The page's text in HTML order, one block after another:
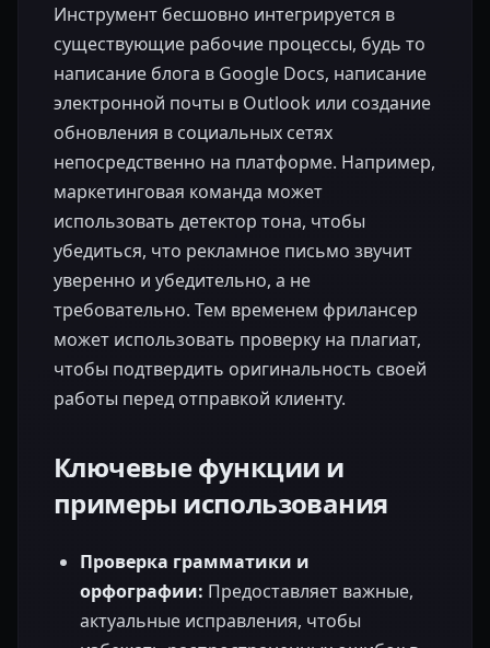
Инструмент бесшовно интегрируется в
существующие рабочие процессы, будь то
написание блога в Google Docs, написание
электронной почты в Outlook или создание
обновления в социальных сетях
непосредственно на платформе. Например,
маркетинговая команда может
использовать детектор тона, чтобы
убедиться, что рекламное письмо звучит
уверенно и убедительно, а не
требовательно. Тем временем фрилансер
может использовать проверку на плагиат,
чтобы подтвердить оригинальность своей
работы перед отправкой клиенту.
Ключевые функции и
примеры использования
Проверка грамматики и
орфографии: Предоставляет важные,
актуальные исправления, чтобы